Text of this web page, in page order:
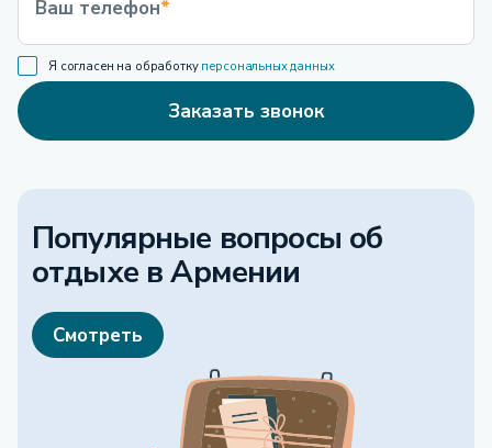
Ваш телефон*
Я согласен на обработку персональных данных
Заказать звонок
Популярные вопросы об
отдыхе в Армении
Смотреть